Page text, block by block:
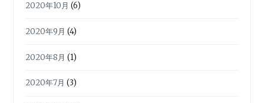
2020年10月 (6)
2020年9月 (4)
2020年8月 (1)
2020年7月 (3)